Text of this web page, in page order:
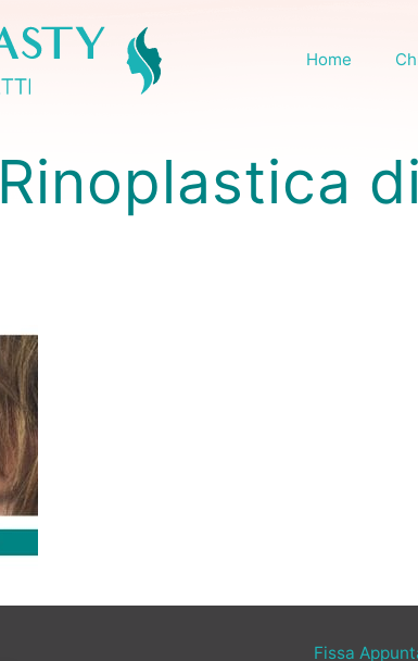
Home
Rinoplastica
Fissa